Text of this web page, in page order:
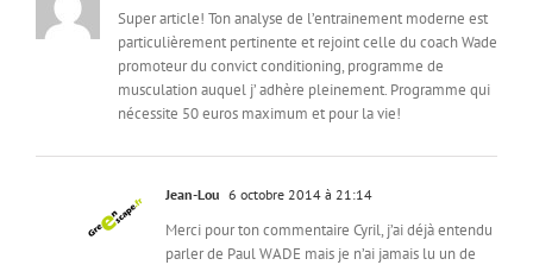
Super article! Ton analyse de l’entrainement moderne est
particulièrement pertinente et rejoint celle du coach Wade
promoteur du convict conditioning, programme de
musculation auquel j’ adhère pleinement. Programme qui
nécessite 50 euros maximum et pour la vie!
Jean-Lou 6 octobre 2014 à 21:14
Merci pour ton commentaire Cyril, j’ai déjà entendu
parler de Paul WADE mais je n’ai jamais lu un de